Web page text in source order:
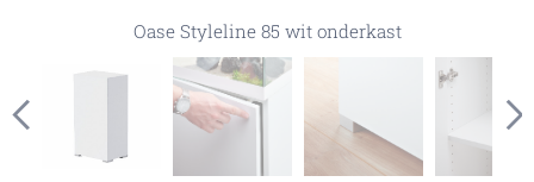
Oase Styleline 85 wit onderkast
Oase Styleline wit, handgreeploze deuren met druksysteem